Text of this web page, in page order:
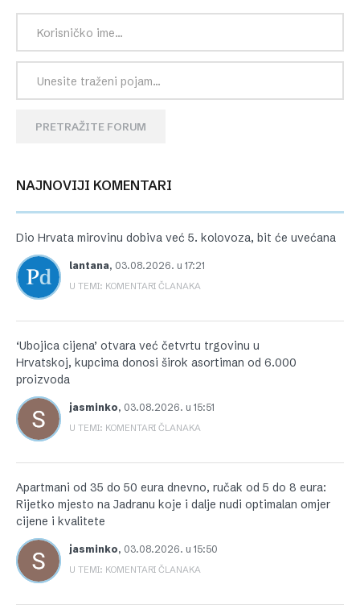
PRETRAŽITE FORUM
NAJNOVIJI KOMENTARI
Dio Hrvata mirovinu dobiva već 5. kolovoza, bit će uvećana
lantana, 03.08.2026. u 17:21
U TEMI: KOMENTARI ČLANAKA
‘Ubojica cijena’ otvara već četvrtu trgovinu u
Hrvatskoj, kupcima donosi širok asortiman od 6.000
proizvoda
jasminko, 03.08.2026. u 15:51
U TEMI: KOMENTARI ČLANAKA
Apartmani od 35 do 50 eura dnevno, ručak od 5 do 8 eura:
Rijetko mjesto na Jadranu koje i dalje nudi optimalan omjer
cijene i kvalitete
jasminko, 03.08.2026. u 15:50
U TEMI: KOMENTARI ČLANAKA